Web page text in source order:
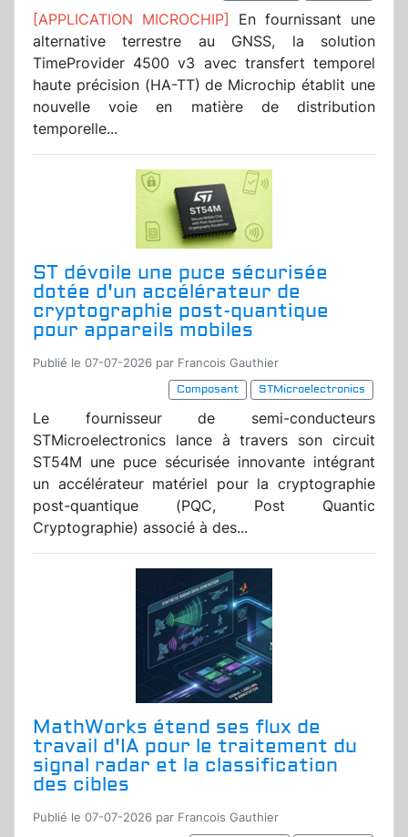
[APPLICATION MICROCHIP] En fournissant une
alternative terrestre au GNSS, la solution
TimeProvider 4500 v3 avec transfert temporel
haute précision (HA-TT) de Microchip établit une
nouvelle voie en matière de distribution
temporelle...
ST dévoile une puce sécurisée
dotée d'un accélérateur de
cryptographie post-quantique
pour appareils mobiles
Publié le 07-07-2026 par Francois Gauthier
Composant
STMicroelectronics
Le fournisseur de semi-conducteurs
STMicroelectronics lance à travers son circuit
ST54M une puce sécurisée innovante intégrant
un accélérateur matériel pour la cryptographie
post-quantique (PQC, Post Quantic
Cryptographie) associé à des...
MathWorks étend ses flux de
travail d'IA pour le traitement du
signal radar et la classification
des cibles
Publié le 07-07-2026 par Francois Gauthier